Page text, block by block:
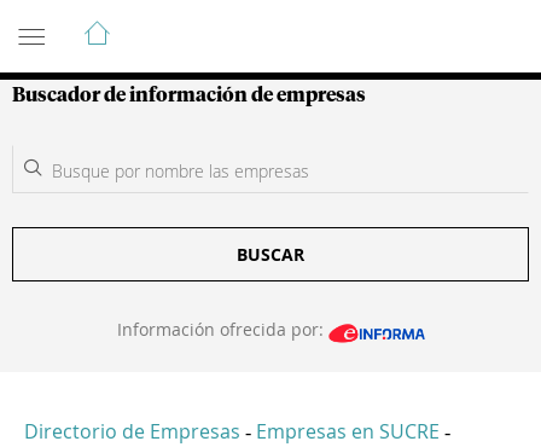
Guía de Empresas Colombianas
Buscador de información de empresas
BUSCAR
Información ofrecida por:
Directorio de Empresas - Empresas en SUCRE -